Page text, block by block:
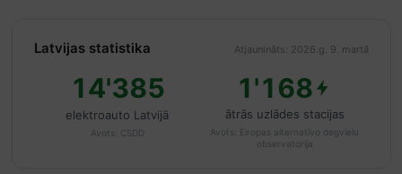
Latvijas statistika Atjaunināts: 2026.g. 9. martā
14'385
elektroauto Latvijā
Avots: CSDD
1'168
ātrās uzlādes stacijas
Avots: Eiropas alternatīvo degvielu
observatorija